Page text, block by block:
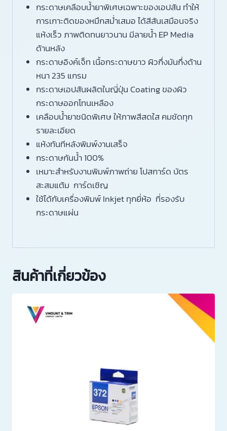
กระดาษเคลือบน้ำยาพิเศษเฉพาะของเอปสัน ทำให้
การเกาะติดของหมึกสม่ำเสมอ ได้สีสันเสมือนจริง
แห้งเร็ว ภาพติดทนยาวนาน มีลายน้ำ EP Media
ด้านหลัง
กระดาษอิงค์เจ็ท เนื้อกระดาษขาว ผิวกึ่งมันกึ่งด้าน
หนา 235 แกรม
กระดาษเอปสันผลิตในญี่ปุ่น Coating ของผิว
กระดาษออกโทนเหลือง
เคลือบน้ำยาชนิดพิเศษ ให้ภาพสีสดใส คมชัดทุก
รายละเอียด
แห้งทันทีหลังพิมพ์งานเสร็จ
กระดาษกันน้ำ 100%
เหมาะสำหรับงานพิมพ์ภาพถ่าย โปสการ์ด บัตร
สะสมแต้ม การ์ดเชิญ
ใช้ได้กับเครื่องพิมพ์ Inkjet ทุกยี่ห้อ ที่รองรับ
กระดาษแผ่น
สินค้าที่เกี่ยวข้อง